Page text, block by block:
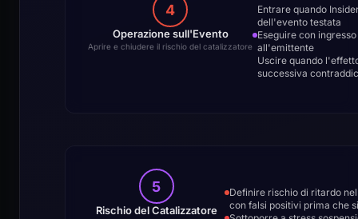
4
Operazione sull'Evento
Aprire e chiudere il rischio del catalizzatore
Entrare quando
dell'evento testata
Eseguire con
all'emittente
Uscire quando
successiva
5
Rischio del Catalizzatore
Definire rischio di ritardo
con falsi positivi prima che